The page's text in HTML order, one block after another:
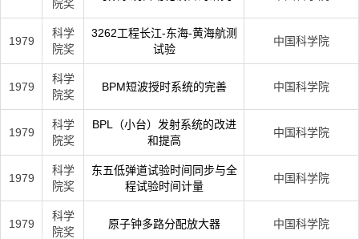
院奖
1979
科学
院奖
3262工程长江-东海-黄海航测
试验
中国科学院
1979
科学
院奖
BPM短波授时系统的完善 中国科学院
1979
科学
院奖
BPL（小台）发射系统的改进
和提高
中国科学院
1979
科学
院奖
东五低弹道试验时间同步与全
程试验时间计量
中国科学院
1979
科学
院奖
原子钟多路分配放大器 中国科学院